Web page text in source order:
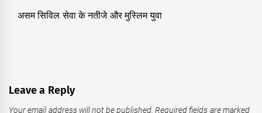
Next
असम सिविल सेवा के नतीजे और मुस्लिम युवा
Leave a Reply
Your email address will not be published. Required fields are marked